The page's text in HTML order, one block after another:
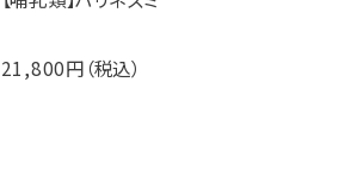
21,800円（税込）